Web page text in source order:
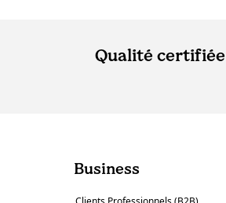
Qualité certifiée
Business